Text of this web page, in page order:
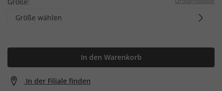
Größe wählen
In den Warenkorb
In der Filiale finden